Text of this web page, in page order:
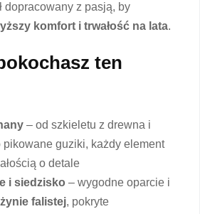
dopracowany z pasją, by
komfort i trwałość na lata.
ten
– od szkieletu z drewna i
pikowane guziki, każdy element
o detale
i siedzisko – wygodne oparcie i
falistej, pokryte